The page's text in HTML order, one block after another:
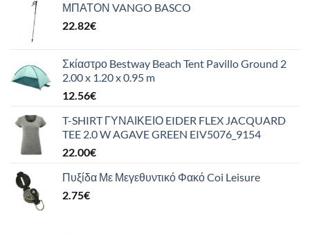
ΜΠΑΤΟΝ VANGO BASCO
22.82€
Σκίαστρο Bestway Beach Tent Pavillo Ground 2
2.00 x 1.20 x 0.95 m
12.56€
T-SHIRT ΓΥΝΑΙΚΕΙΟ EIDER FLEX JACQUARD
TEE 2.0 W AGAVE GREEN EIV5076_9154
22.00€
Πυξίδα Με Μεγεθυντικό Φακό Coi Leisure
2.75€